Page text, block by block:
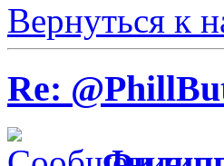
Вернуться к
Re: